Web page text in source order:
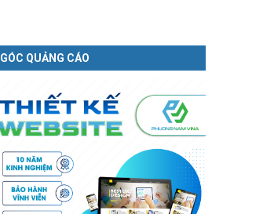
GÓC QUẢNG CÁO